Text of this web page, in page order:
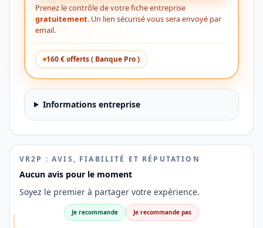
Prenez le contrôle de votre fiche entreprise
gratuitement. Un lien sécurisé vous sera envoyé par
email.
160 € offerts ( Banque Pro )
Informations entreprise
VR2P : AVIS, FIABILITÉ ET RÉPUTATION
Aucun avis pour le moment
Soyez le premier à partager votre expérience.
Je recommande Je recommande pas